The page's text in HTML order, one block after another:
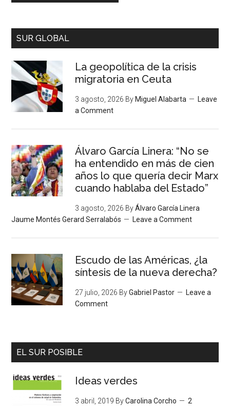
SUR GLOBAL
La geopolítica de la crisis
migratoria en Ceuta
3 agosto, 2026 By Miguel Alabarta
Leave
a Comment
Álvaro García Linera: “No se
ha entendido en más de cien
años lo que quería decir Marx
cuando hablaba del Estado”
3 agosto, 2026 ByÁlvaro García Linera
Jaume Montés Gerard Serralabós
Leave a Comment
Escudo de las Américas, ¿la
síntesis de la nueva derecha?
27 julio, 2026 ByGabriel Pastor
Leave a
Comment
EL SUR POSIBLE
Ideas verdes
3 abril, 2019 ByCarolina Corcho
2